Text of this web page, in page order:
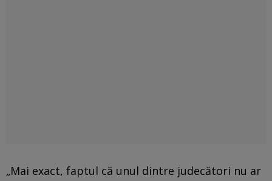
„Mai exact, faptul că unul dintre judecători nu ar